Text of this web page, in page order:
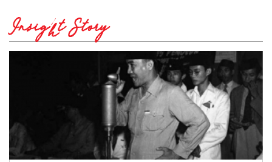
Insight Story